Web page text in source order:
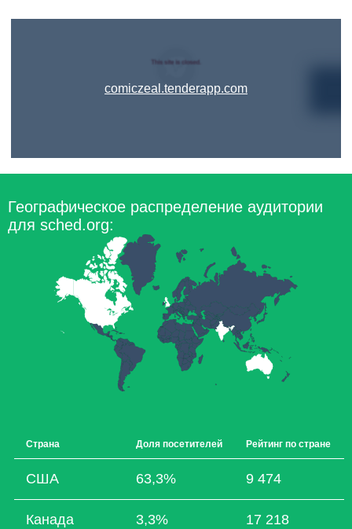
comiczeal.tenderapp.com
Географическое распределение аудитории
для sched.org:
Страна Доля посетителей Рейтинг по стране
США 63,3% 9 474
Канада 3,3% 17 218